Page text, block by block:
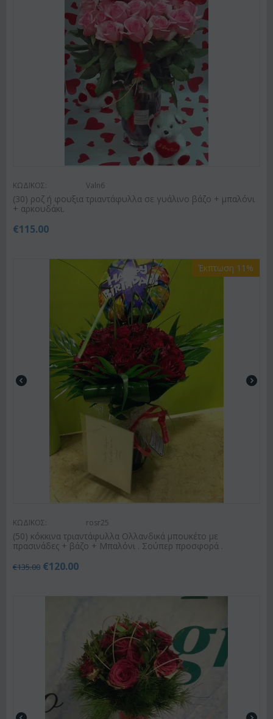
ΚΩΔΙΚΟΣ: Valn6
(30) ροζ ή φουξια τριαντάφυλλα σε γυάλινο βάζο + μπαλόνι
+ αρκουδάκι.
€115.00
Έκπτωση 11%
ΚΩΔΙΚΟΣ: rosr25
(50) κόκκινα τριαντάφυλλα Ολλανδικά μπουκέτο με
πρασινάδες + βάζο + Μπαλόνι . Σούπερ προσφορά .
€135.00 €120.00